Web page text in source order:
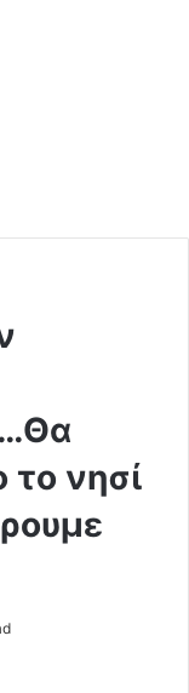
το νησί